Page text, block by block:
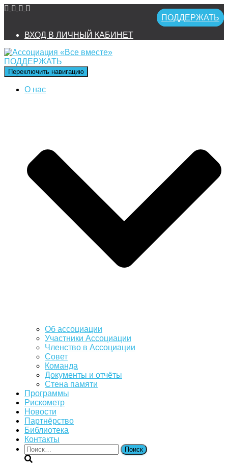
ПОДДЕРЖАТЬ
ВХОД В ЛИЧНЫЙ КАБИНЕТ
ПОДДЕРЖАТЬ
Переключить навигацию
О нас
Об ассоциации
Участники Ассоциации
Членство в Ассоциации
Совет
Команда
Документы и отчёты
Стена памяти
Программы
Рискометр
Новости
Партнёрство
Библиотека
Контакты
Найти: